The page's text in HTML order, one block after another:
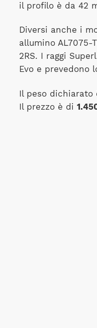
il profilo è da 42
Diversi anche i
allumino
2RS. I raggi
Evo e prevedono
Il peso dichiarato
Il prezzo è di